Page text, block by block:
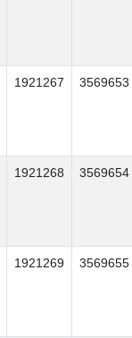
1921267 3569653
1921268 3569654
1921269 3569655